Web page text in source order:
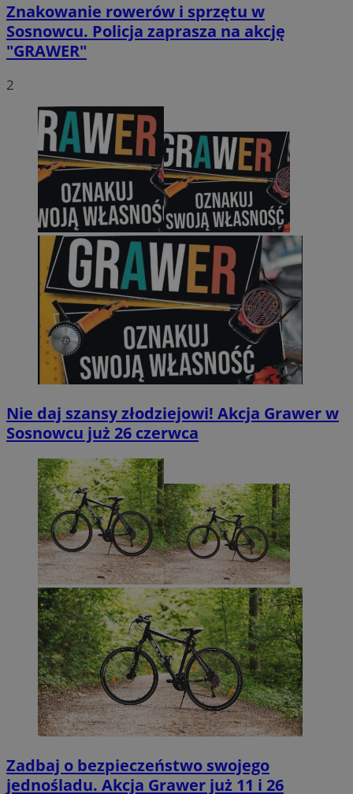
Znakowanie rowerów i sprzętu w
Sosnowcu. Policja zaprasza na akcję
"GRAWER"
2
Nie daj szansy złodziejowi! Akcja Grawer w
Sosnowcu już 26 czerwca
Zadbaj o bezpieczeństwo swojego
jednośladu. Akcja Grawer już 11 i 26